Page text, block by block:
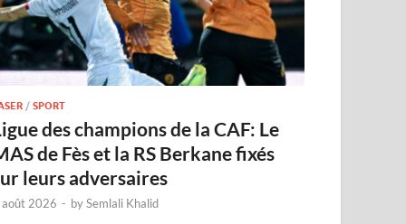
/SPORT
des champions de la CAF: Le
de Fès et la RS Berkane fixés
leurs adversaires
2026 - bySemlali Khalid